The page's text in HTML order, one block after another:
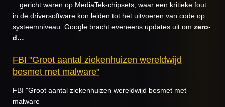
…gericht waren op MediaTek-chipsets, waar een kritieke fout
in de driversoftware kon leiden tot het uitvoeren van code op
systeemniveau. Google bracht eveneens updates uit om zero-
d…
FBI "Groot aantal ziekenhuizen wereldwijd
besmet met malware"
FBI "Groot aantal ziekenhuizen wereldwijd besmet met
malware